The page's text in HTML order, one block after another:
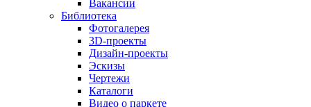
Вакансии
Библиотека
Фотогалерея
3D-проекты
Дизайн-проекты
Эскизы
Чертежи
Каталоги
Видео о паркете